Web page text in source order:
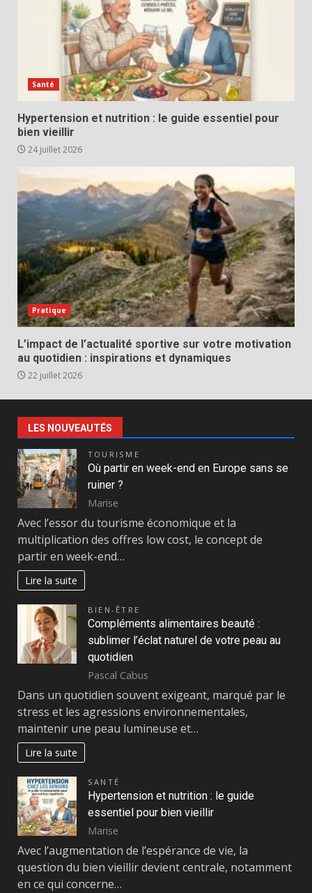
Santé
Hypertension et nutrition : le guide essentiel pour
bien vieillir
24 juillet 2026
Pratique
L’impact de l’actualité sportive sur votre motivation
au quotidien : inspirations et dynamiques
22 juillet 2026
LES NOUVEAUTÉS
TOURISME
Où partir en week-end en Europe sans se
ruiner ?
Marise
Avec l’essor du tourisme économique et la
multiplication des offres low cost, le concept de
partir en week-end…
Lire la suite
BIEN-ÊTRE
Compléments alimentaires beauté :
sublimer l’éclat naturel de votre peau au
quotidien
Pascal Cabus
Dans un quotidien souvent exigeant, marqué par le
stress et les agressions environnementales,
maintenir une peau lumineuse et…
Lire la suite
SANTÉ
Hypertension et nutrition : le guide
essentiel pour bien vieillir
Marise
Avec l’augmentation de l’espérance de vie, la
question du bien vieillir devient centrale, notamment
en ce qui concerne…